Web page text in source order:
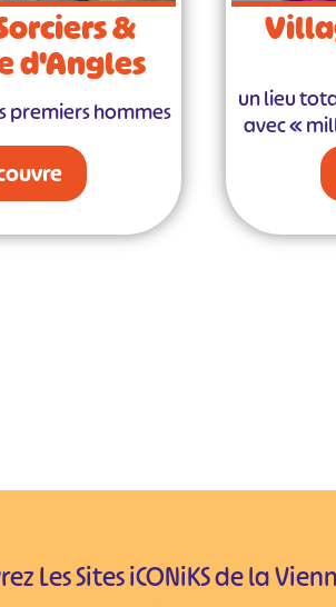
&
d'Angles
premiers hommes
un lieu
avec «
Les Sites iCONiKS de la